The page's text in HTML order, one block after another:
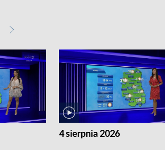
4 sierpnia 2026